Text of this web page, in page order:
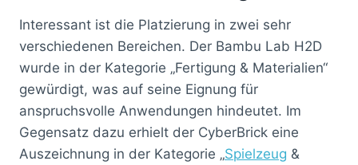
Interessant ist die Platzierung in zwei sehr
verschiedenen Bereichen. Der Bambu Lab H2D
wurde in der Kategorie „Fertigung & Materialien“
gewürdigt, was auf seine Eignung für
anspruchsvolle Anwendungen hindeutet. Im
Gegensatz dazu erhielt der CyberBrick eine
Auszeichnung in der Kategorie „Spielzeug &